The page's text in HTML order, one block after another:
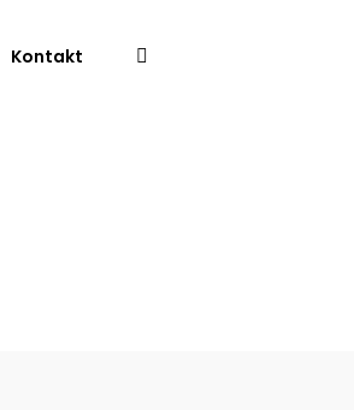
Kontakt